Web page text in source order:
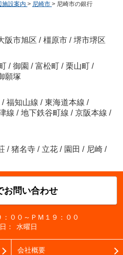
施設案内 > 尼崎市 > 尼崎市の銀行
阪市旭区 / 橿原市 / 堺市堺区
/ 御園 / 富松町 / 栗山町 /
願塚
/ 福知山線 / 東海道本線 /
線 / 地下鉄谷町線 / 京阪本線 /
/ 猪名寺 / 立花 / 園田 / 尼崎 /
お問い合わせ
：００～ＰＭ１９：００
：
水曜日
会社概要